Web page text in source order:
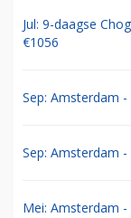
Jul: 9-daagse
€1056
Sep: Amsterdam
Sep: Amsterdam
Mei: Amsterdam